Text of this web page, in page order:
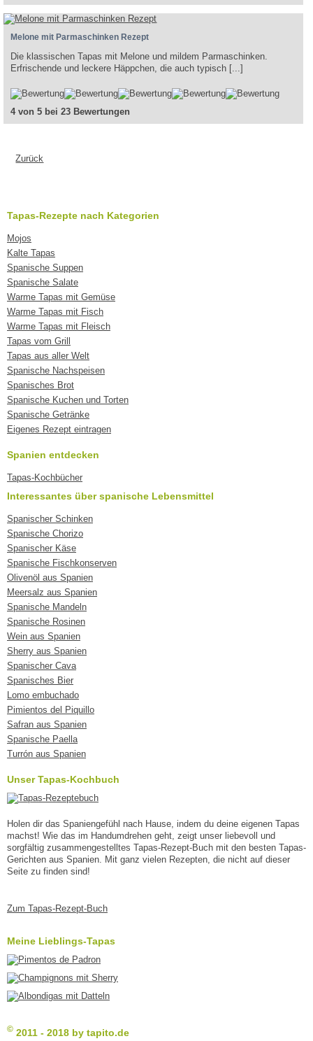
Melone mit Parmaschinken Rezept
Die klassischen Tapas mit Melone und mildem Parmaschinken.
Erfrischende und leckere Häppchen, die auch typisch [...]
4 von 5 bei 23 Bewertungen
Zurück
Tapas-Rezepte nach Kategorien
Mojos
Kalte Tapas
Spanische Suppen
Spanische Salate
Warme Tapas mit Gemüse
Warme Tapas mit Fisch
Warme Tapas mit Fleisch
Tapas vom Grill
Tapas aus aller Welt
Spanische Nachspeisen
Spanisches Brot
Spanische Kuchen und Torten
Spanische Getränke
Eigenes Rezept eintragen
Spanien entdecken
Tapas-Kochbücher
Interessantes über spanische Lebensmittel
Spanischer Schinken
Spanische Chorizo
Spanischer Käse
Spanische Fischkonserven
Olivenöl aus Spanien
Meersalz aus Spanien
Spanische Mandeln
Spanische Rosinen
Wein aus Spanien
Sherry aus Spanien
Spanischer Cava
Spanisches Bier
Lomo embuchado
Pimientos del Piquillo
Safran aus Spanien
Spanische Paella
Turrón aus Spanien
Unser Tapas-Kochbuch
Holen dir das Spaniengefühl nach Hause, indem du deine eigenen Tapas
machst! Wie das im Handumdrehen geht, zeigt unser liebevoll und
sorgfältig zusammengestelltes Tapas-Rezept-Buch mit den besten Tapas-
Gerichten aus Spanien. Mit ganz vielen Rezepten, die nicht auf dieser
Seite zu finden sind!
Zum Tapas-Rezept-Buch
Meine Lieblings-Tapas
© 2011 - 2018 by tapito.de